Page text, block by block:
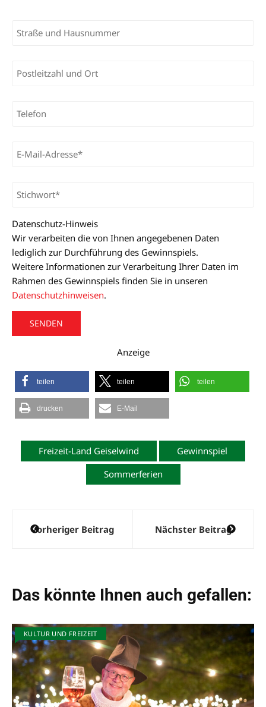
Datenschutz-Hinweis
Wir verarbeiten die von Ihnen angegebenen Daten
lediglich zur Durchführung des Gewinnspiels.
Weitere Informationen zur Verarbeitung Ihrer Daten im
Rahmen des Gewinnspiels finden Sie in unseren
Datenschutzhinweisen.
e
Anzeige
teilen teilen teilen
drucken E-Mail
Freizeit-Land Geiselwind
Gewinnspiel
Sommerferien
Beitragsnavigation
Vorheriger Beitrag Nächster Beitrag
Das könnte Ihnen auch gefallen:
KULTUR UND FREIZEIT